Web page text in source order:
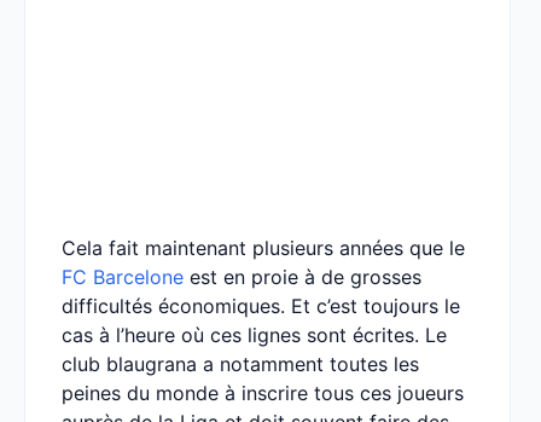
Cela fait maintenant plusieurs années que le
FC Barcelone est en proie à de grosses
difficultés économiques. Et c’est toujours le
cas à l’heure où ces lignes sont écrites. Le
club blaugrana a notamment toutes les
peines du monde à inscrire tous ces joueurs